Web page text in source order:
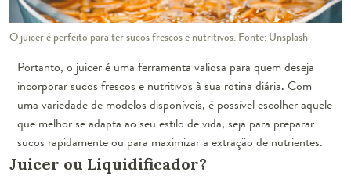
O juicer é perfeito para ter sucos frescos e nutritivos. Fonte: Unsplash
Portanto, o juicer é uma ferramenta valiosa para quem deseja
incorporar sucos frescos e nutritivos à sua rotina diária. Com
uma variedade de modelos disponíveis, é possível escolher aquele
que melhor se adapta ao seu estilo de vida, seja para preparar
sucos rapidamente ou para maximizar a extração de nutrientes.
Juicer ou Liquidificador?